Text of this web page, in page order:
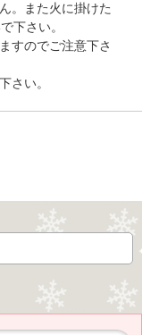
。また火に掛けた
下さい。
すのでご注意下さ
さい。